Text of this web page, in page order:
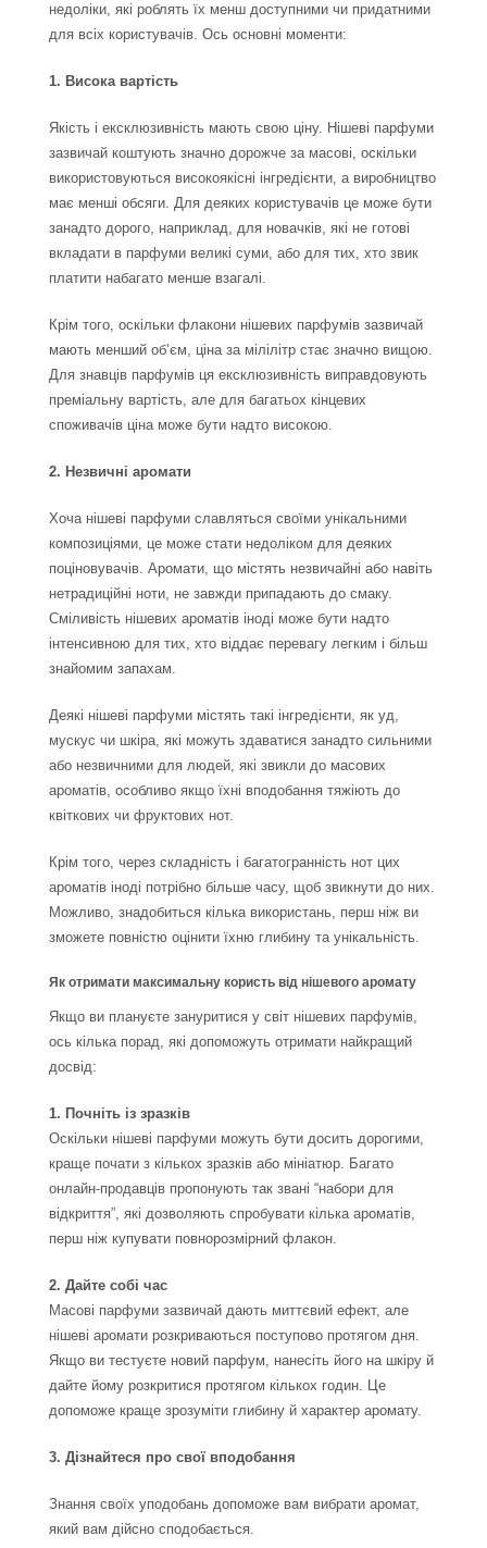
недоліки, які роблять їх менш доступними чи придатними
для всіх користувачів. Ось основні моменти:
1. Висока вартість
Якість і ексклюзивність мають свою ціну. Нішеві парфуми
зазвичай коштують значно дорожче за масові, оскільки
використовуються високоякісні інгредієнти, а виробництво
має менші обсяги. Для деяких користувачів це може бути
занадто дорого, наприклад, для новачків, які не готові
вкладати в парфуми великі суми, або для тих, хто звик
платити набагато менше взагалі.
Крім того, оскільки флакони нішевих парфумів зазвичай
мають менший об’єм, ціна за мілілітр стає значно вищою.
Для знавців парфумів ця ексклюзивність виправдовують
преміальну вартість, але для багатьох кінцевих
споживачів ціна може бути надто високою.
2. Незвичні аромати
Хоча нішеві парфуми славляться своїми унікальними
композиціями, це може стати недоліком для деяких
поціновувачів. Аромати, що містять незвичайні або навіть
нетрадиційні ноти, не завжди припадають до смаку.
Сміливість нішевих ароматів іноді може бути надто
інтенсивною для тих, хто віддає перевагу легким і більш
знайомим запахам.
Деякі нішеві парфуми містять такі інгредієнти, як уд,
мускус чи шкіра, які можуть здаватися занадто сильними
або незвичними для людей, які звикли до масових
ароматів, особливо якщо їхні вподобання тяжіють до
квіткових чи фруктових нот.
Крім того, через складність і багатогранність нот цих
ароматів іноді потрібно більше часу, щоб звикнути до них.
Можливо, знадобиться кілька використань, перш ніж ви
зможете повністю оцінити їхню глибину та унікальність.
Як отримати максимальну користь від нішевого аромату
Якщо ви плануєте зануритися у світ нішевих парфумів,
ось кілька порад, які допоможуть отримати найкращий
досвід:
1. Почніть із зразків
Оскільки нішеві парфуми можуть бути досить дорогими,
краще почати з кількох зразків або мініатюр. Багато
онлайн-продавців пропонують так звані “набори для
відкриття”, які дозволяють спробувати кілька ароматів,
перш ніж купувати повнорозмірний флакон.
2. Дайте собі час
Масові парфуми зазвичай дають миттєвий ефект, але
нішеві аромати розкриваються поступово протягом дня.
Якщо ви тестуєте новий парфум, нанесіть його на шкіру й
дайте йому розкритися протягом кількох годин. Це
допоможе краще зрозуміти глибину й характер аромату.
3. Дізнайтеся про свої вподобання
Знання своїх уподобань допоможе вам вибрати аромат,
який вам дійсно сподобається.